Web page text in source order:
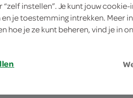
“zelf instellen”. Je kunt jouw
en je toestemming intrekken. Meer
hoe je ze kunt beheren, vind je in